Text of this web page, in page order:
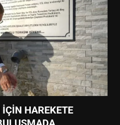
HAREKETE